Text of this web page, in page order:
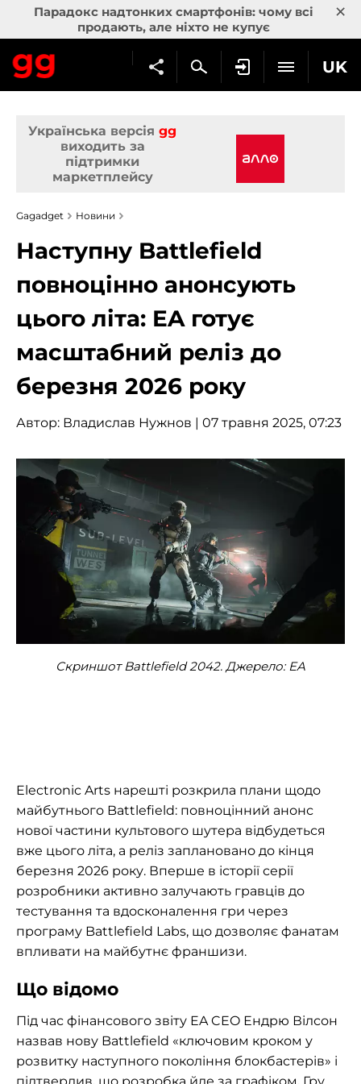
Парадокс надтонких смартфонів: чому всі
продають, але ніхто не купує
×
UK
Українська версія gg
виходить за
підтримки
маркетплейсу
Gagadget Новини
Наступну Battlefield
повноцінно анонсують
цього літа: EA готує
масштабний реліз до
березня 2026 року
Автор: Владислав Нужнов | 07 травня 2025, 07:23
Скриншот Battlefield 2042. Джерело: EA
Electronic Arts нарешті розкрила плани щодо
майбутнього Battlefield: повноцінний анонс
нової частини культового шутера відбудеться
вже цього літа, а реліз заплановано до кінця
березня 2026 року. Вперше в історії серії
розробники активно залучають гравців до
тестування та вдосконалення гри через
програму Battlefield Labs, що дозволяє фанатам
впливати на майбутнє франшизи.
Що відомо
Під час фінансового звіту EA CEO Ендрю Вілсон
назвав нову Battlefield «ключовим кроком у
розвитку наступного покоління блокбастерів» і